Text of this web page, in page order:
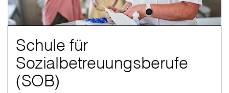
Schule für
Sozialbetreuungsberufe
(SOB)